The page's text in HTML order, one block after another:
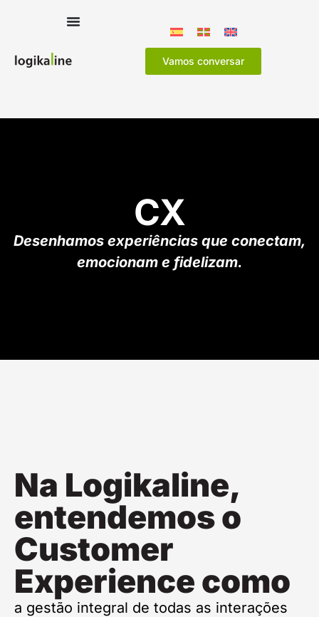
Vamos conversar
CX
Desenhamos experiências que conectam,
emocionam e fidelizam.
Na Logikaline,
entendemos o
Customer
Experience como
a gestão integral de todas as interações